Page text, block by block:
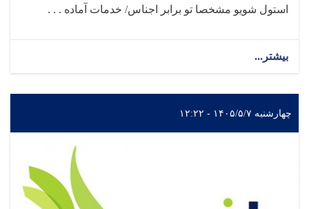
استول شویو مشخصا تو برابر اجناس/ خدمات آماده . . .
بیشتر...
چهارشنبه ۱۴۰۵/۵/۷ - ۱۲:۲۲